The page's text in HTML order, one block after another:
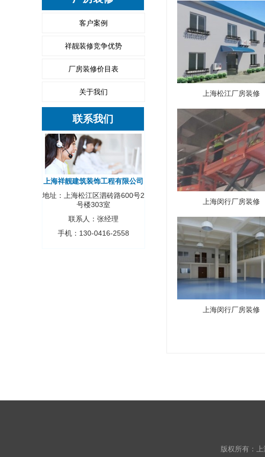
客户案例
祥靓装修竞争优势
厂房装修价目表
关于我们
联系我们
上海祥靓建筑装饰工程有限公司
地址：上海松江区泗砖路600号2
号楼303室
联系人：张经理
手机：130-0416-2558
上海松江厂房装修
上海闵行厂房装修
上海闵行厂房装修
版权所有：